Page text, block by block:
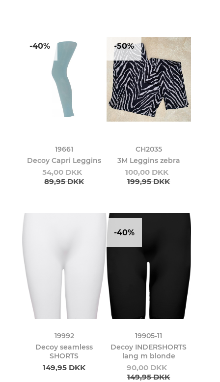
-40%
19661
Decoy Capri Leggins
54,00 DKK
89,95 DKK
-50%
CH2035
3M Leggins zebra
100,00 DKK
199,95 DKK
19992
Decoy seamless
SHORTS
149,95 DKK
-40%
19905-11
Decoy INDERSHORTS
lang m blonde
90,00 DKK
149,95 DKK